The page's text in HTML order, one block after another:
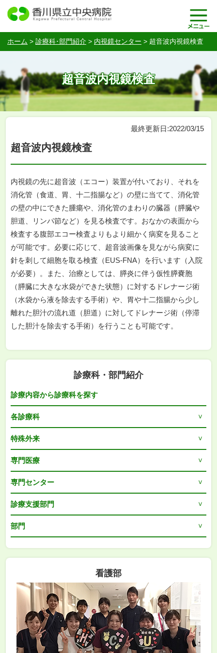
ホーム > 診療科･部門紹介 > 内視鏡センター > 超音波内視鏡検査
超音波内視鏡検査
最終更新日:2022/03/15
超音波内視鏡検査
内視鏡の先に超音波（エコー）装置が付いており、それを
消化管（食道、胃、十二指腸など）の壁に当てて、消化管
の壁の中にできた腫瘍や、消化管のまわりの臓器（膵臓や
胆道、リンパ節など）を見る検査です。おなかの表面から
検査する腹部エコー検査よりもより細かく病変を見ること
が可能です。必要に応じて、超音波画像を見ながら病変に
針を刺して細胞を取る検査（EUS-FNA）を行います（入院
が必要）。また、治療としては、膵炎に伴う仮性膵嚢胞
（膵臓に大きな水袋ができた状態）に対するドレナージ術
（水袋から液を除去する手術）や、胃や十二指腸から少し
離れた胆汁の流れ道（胆道）に対してドレナージ術（停滞
した胆汁を除去する手術）を行うことも可能です。
診療科・部門紹介
診療内容から診療科を探す
各診療科
特殊外来
専門医療
専門センター
診療支援部門
部門
看護部